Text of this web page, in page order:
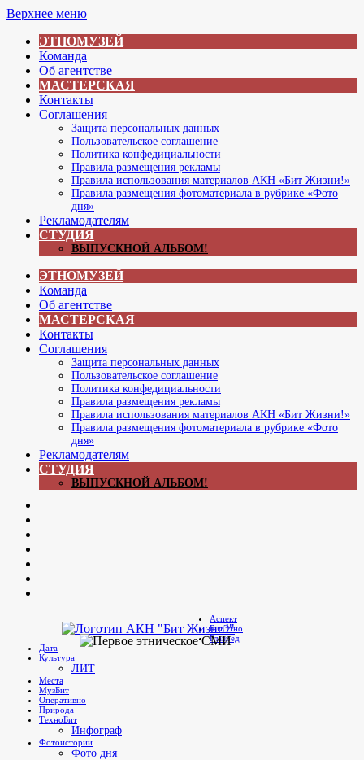
Перейти
содержимому
Верхнее меню
ЭТНОМУЗЕЙ
Команда
Об агентстве
МАСТЕРСКАЯ
Контакты
Соглашения
Защита персональных данных
Пользовательское соглашение
Политика конфедициальности
Правила размещения рекламы
Правила использования материалов АКН «Бит Жизни!»
Правила размещения фотоматериала в рубрике «Фото
дня»
Рекламодателям
СТУДИЯ
ВЫПУСКНОЙ АЛЬБОМ!
ЭТНОМУЗЕЙ
Команда
Об агентстве
МАСТЕРСКАЯ
Контакты
Соглашения
Защита персональных данных
Пользовательское соглашение
Политика конфедициальности
Правила размещения рекламы
Правила использования материалов АКН «Бит Жизни!»
Правила размещения фотоматериала в рубрике «Фото
дня»
Рекламодателям
СТУДИЯ
ВЫПУСКНОЙ АЛЬБОМ!
Telegram
Бит Жизни!
Агентство культурных новостей
Аспект
БитЭтно
Главред
Дата
Культура
ЛИТ
Места
МузБит
Оперативно
Природа
ТехноБит
Инфограф
Фотоистории
Фото дня